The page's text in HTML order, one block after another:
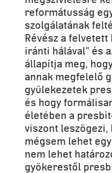
reformátusság
szolgálatának
Révész a
iránti hálával” és
állapítja meg,
annak megfelelő
gyülekezetek
és hogy
életében a
viszont leszögezi,
mégsem lehet
nem lehet
gyökerestől